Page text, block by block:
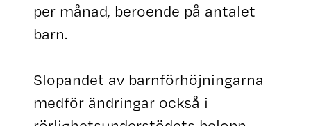
per månad, beroende på antalet
barn.
Slopandet av barnförhöjningarna
medför ändringar också i